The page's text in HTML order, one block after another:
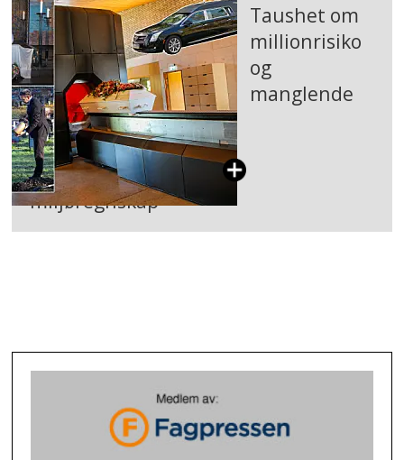
Taushet om
millionrisiko
og
manglende
miljøregnskap